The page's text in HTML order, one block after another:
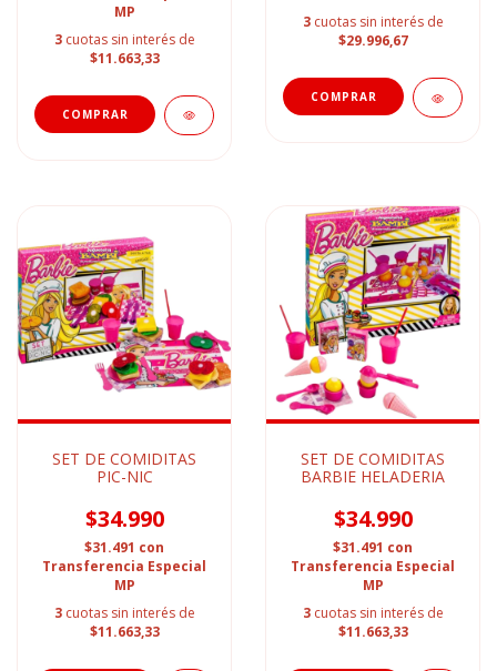
MP
3 cuotas sin interés de
$11.663,33
3 cuotas sin interés de
$29.996,67
SET DE COMIDITAS
PIC-NIC
$34.990
$31.491 con
Transferencia Especial
MP
3 cuotas sin interés de
$11.663,33
SET DE COMIDITAS
BARBIE HELADERIA
$34.990
$31.491 con
Transferencia Especial
MP
3 cuotas sin interés de
$11.663,33